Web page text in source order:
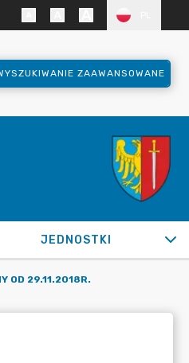
ZAAWANSOWANE
JEDNOSTKI
OD 29.11.2018R.